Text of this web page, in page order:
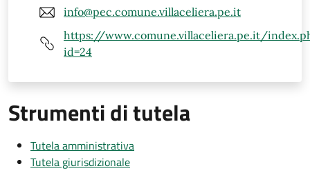
info@pec.comune.villaceliera.pe.it
https://www.comune.villaceliera.pe.it/
id=24
Strumenti di tutela
Tutela amministrativa
Tutela giurisdizionale